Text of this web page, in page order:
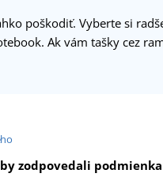
poškodiť. Vyberte si
Ak vám tašky cez
zodpovedali